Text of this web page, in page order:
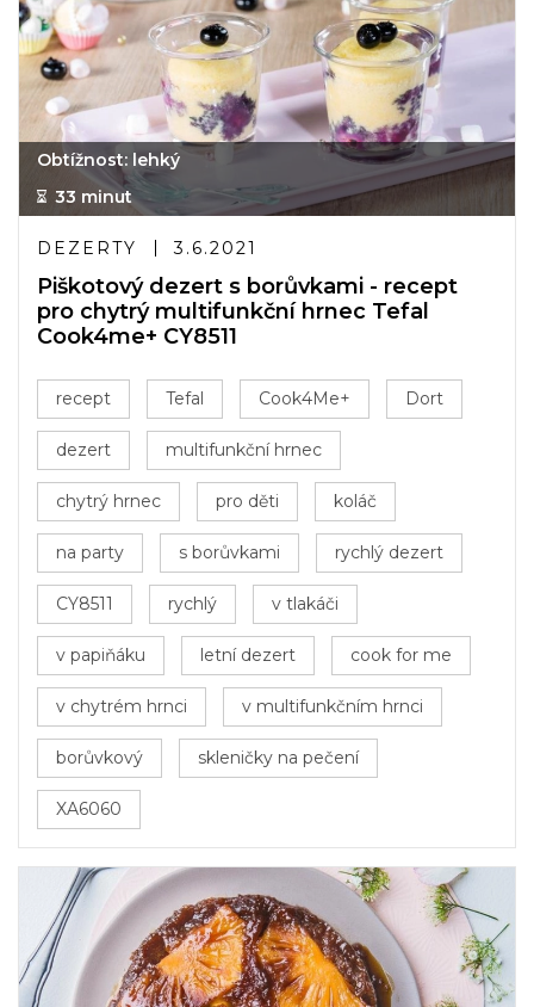
Obtížnost: lehký
33 minut
DEZERTY 3.6.2021
Piškotový dezert s borůvkami - recept
pro chytrý multifunkční hrnec Tefal
Cook4me+ CY8511
recept Tefal Cook4Me+ Dort
dezert multifunkční hrnec
chytrý hrnec pro děti koláč
na party s borůvkami rychlý dezert
CY8511 rychlý v tlakáči
v papiňáku letní dezert cook for me
v chytrém hrnci v multifunkčním hrnci
borůvkový skleničky na pečení
XA6060